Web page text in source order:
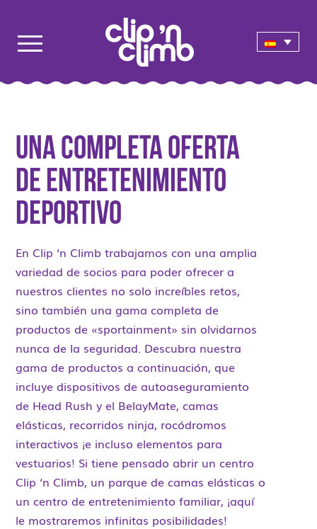
Una completa oferta
de entretenimiento
deportivo
En Clip ‘n Climb trabajamos con una amplia
variedad de socios para poder ofrecer a
nuestros clientes no solo increíbles retos,
sino también una gama completa de
productos de «sportainment» sin olvidarnos
nunca de la seguridad. Descubra nuestra
gama de productos a continuación, que
incluye dispositivos de autoaseguramiento
de Head Rush y el BelayMate, camas
elásticas, recorridos ninja, rocódromos
interactivos ¡e incluso elementos para
vestuarios! Si tiene pensado abrir un centro
Clip ‘n Climb, un parque de camas elásticas o
un centro de entretenimiento familiar, ¡aquí
le mostraremos infinitas posibilidades!